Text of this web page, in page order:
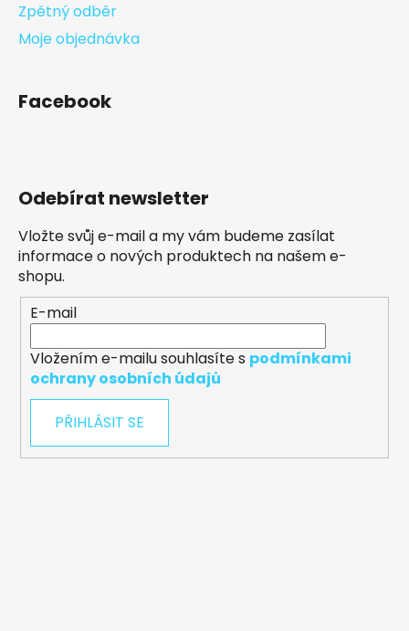
Zpětný odběr
Moje objednávka
Facebook
Odebírat newsletter
Vložte svůj e-mail a my vám budeme zasílat
informace o nových produktech na našem e-
shopu.
E-mail
Vložením e-mailu souhlasíte s podmínkami
ochrany osobních údajů
PŘIHLÁSIT SE